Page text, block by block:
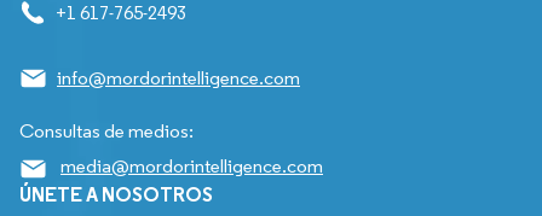
+1 617-765-2493
info@mordorintelligence.com
Consultas de medios:
media@mordorintelligence.com
ÚNETE A NOSOTROS